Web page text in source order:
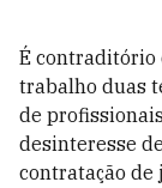
É contraditório
trabalho duas
de
desinteresse
contratação de